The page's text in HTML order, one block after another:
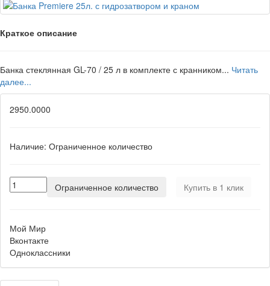
Краткое описание
Банка стеклянная GL-70 / 25 л в комплекте с кранником... Читать
далее...
2950.0000
Наличие: Ограниченное количество
Ограниченное количество Купить в 1 клик
Мой Мир
Вконтакте
Одноклассники